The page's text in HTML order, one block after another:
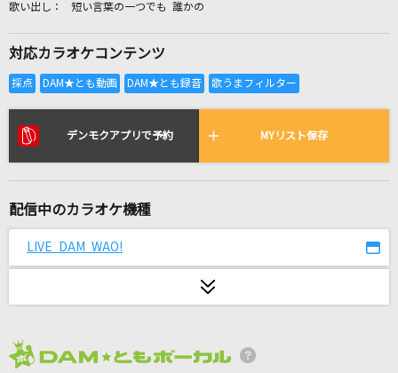
全国りれき
リアルタイムで歌われている曲の一覧
[生音]紫煙
I'm a mess
短い言葉の一つでも 誰かの
対応カラオケコンテンツ
デンモクアプリで予約 MYリスト保存
配信中のカラオケ機種
LIVE DAM WAO!